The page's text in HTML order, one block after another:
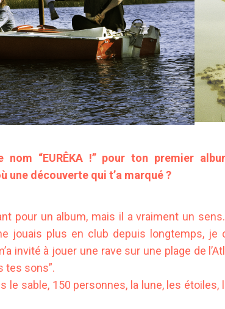
“EURÊKA !” pour ton premier
une découverte qui t’a marqué ?
pour un album, mais il a vraiment un
jouais plus en club depuis longtemps, je
invité à jouer une rave sur une plage de
tes sons”.
le sable, 150 personnes, la lune, les étoiles,